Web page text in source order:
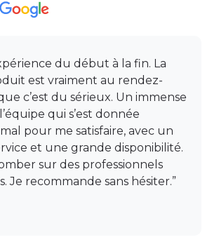
du début à la fin. La
est vraiment au rendez-
c’est du sérieux. Un immense
qui s’est donnée
pour me satisfaire, avec un
et une grande disponibilité.
sur des professionnels
Je recommande sans hésiter.”